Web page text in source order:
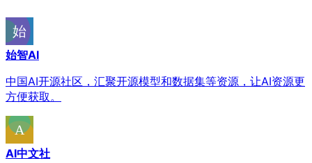
始智AI
中国AI开源社区，汇聚开源模型和数据集等资源，让AI资源更
方便获取。
AI中文社